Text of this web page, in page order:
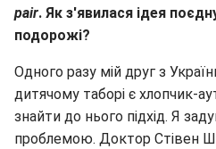
pair. Як з'явилася ідея
подорожі?
Одного разу мій друг з
дитячому таборі є хлопчик-
знайти до нього підхід. Я
проблемою. Доктор Стівен